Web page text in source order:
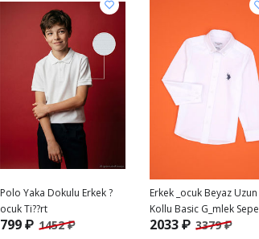
Polo Yaka Dokulu Erkek ?
ocuk Ti??rt
799 ₽ 1452 ₽
Erkek _ocuk Beyaz Uzun
Kollu Basic G_mlek
S_rpriz _ndirim
2033 ₽ 3379 ₽